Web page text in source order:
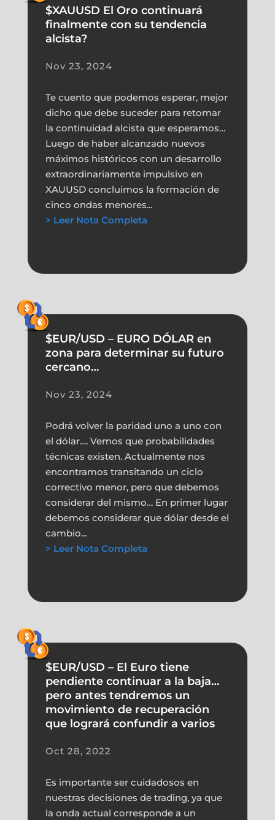
$XAUUSD El Oro continuará
finalmente con su tendencia
alcista?
Nov 23, 2024
Te cuento que podemos esperar, mejor
dicho que debe suceder para retomar
la continuidad alcista que esperamos…
Luego de haber alcanzado nuevos
máximos históricos con un desarrollo
extraordinariamente impulsivo en
XAUUSD concluimos la formación de
cinco ondas menores...
> Leer Nota Completa
$EUR/USD – EURO DÓLAR en
zona para determinar su futuro
cercano…
Nov 23, 2024
Podrá volver la paridad uno a uno con
el dólar…. Vemos que probabilidades
técnicas existen. Actualmente nos
encontramos transitando un ciclo
correctivo menor, pero que debemos
considerar del mismo… En primer lugar
debemos considerar que dólar desde el
cambio...
> Leer Nota Completa
$EUR/USD – El Euro tiene
pendiente continuar a la baja…
pero antes tendremos un
movimiento de recuperación
que logrará confundir a varios
Oct 28, 2022
Es importante ser cuidadosos en
nuestras decisiones de trading, ya que
la onda actual corresponde a un